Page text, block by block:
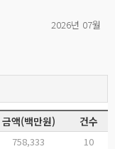
2026년 07월
금액(백만원) 건수
758,333
10